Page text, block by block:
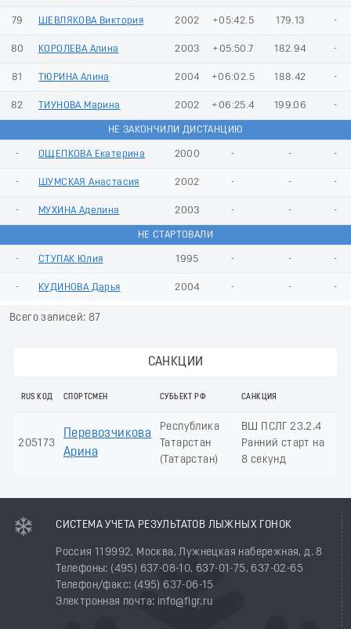
79 ШЕВЛЯКОВА Виктория 2002 +05:42.5 179.13 -
80 КОРОЛЕВА Алина 2003 +05:50.7 182.94 -
81 ТЮРИНА Алина 2004 +06:02.5 188.42 -
82 ТИУНОВА Марина 2002 +06:25.4 199.06 -
НЕ ЗАКОНЧИЛИ ДИСТАНЦИЮ
- ОЩЕПКОВА Екатерина 2000 - - -
- ШУМСКАЯ Анастасия 2002 - - -
- МУХИНА Аделина 2003 - - -
НЕ СТАРТОВАЛИ
- СТУПАК Юлия 1995 - - -
- КУДИНОВА Дарья 2004 - - -
Всего записей: 87
САНКЦИИ
RUS КОД СПОРТСМЕН СУБЬЕКТ РФ САНКЦИЯ
205173
Перевозчикова
Арина
Республика
Татарстан
(Татарстан)
ВШ ПСЛГ 23.2.4
Ранний старт на
8 секунд
СИСТЕМА УЧЕТА РЕЗУЛЬТАТОВ ЛЫЖНЫХ ГОНОК
Россия 119992, Москва, Лужнецкая набережная, д. 8
Телефоны: (495) 637-08-10, 637-01-75, 637-02-65
Телефон/факс: (495) 637-06-15
Электронная почта: info@flgr.ru